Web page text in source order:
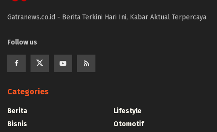
Gatranews.co.id - Berita Terkini Hari Ini, Kabar Aktual Terpercaya
Follow us
Categories
Berita
Bisnis
Lifestyle
Otomotif